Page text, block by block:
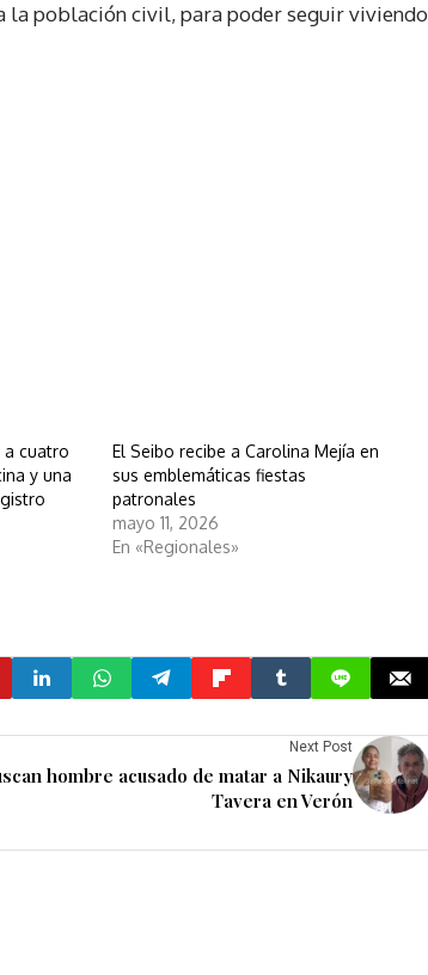
población civil, para poder seguir viviendo
a cuatro
y una
El Seibo recibe a Carolina Mejía en
sus emblemáticas fiestas
patronales
mayo 11, 2026
En «Regionales»
Next Post
hombre acusado de matar a Nikaury
Tavera en Verón